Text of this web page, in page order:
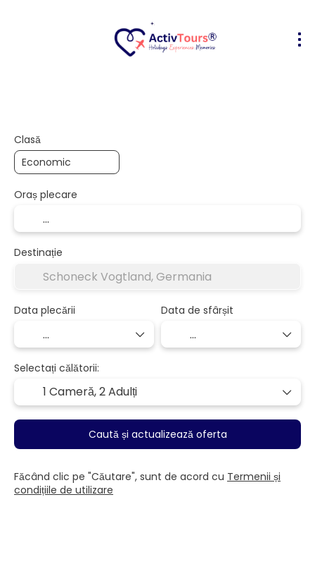
Clasă
Oraș plecare
Destinație
Data plecării Data de sfârșit
Selectați călătorii:
1 Cameră,2 Adulți
Caută și actualizează oferta
Făcând clic pe "Căutare", sunt de acord cu Termenii și
condițiile de utilizare